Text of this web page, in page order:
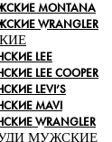
MONTANA
WRANGLER
LEE
LEE COOPER
LEVI’S
MAVI
WRANGLER
МУЖСКИЕ